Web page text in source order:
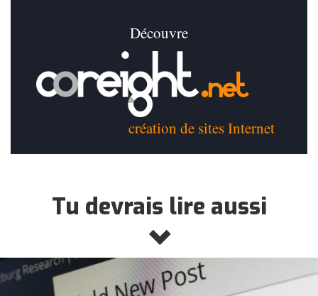
Découvre
création de sites Internet
Tu devrais lire aussi